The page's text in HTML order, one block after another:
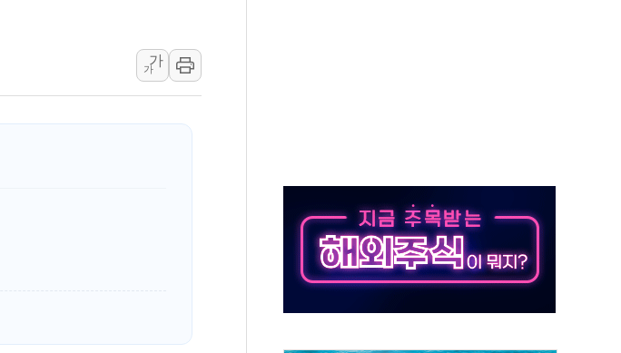
한미그룹, 전사 AI 혁신 프로그램 가동…업무 자동화·생산성 향상
S-OIL, 2025 ESG 보고서 발간
[글로벌 마켓 리포트 8월 6일]
구윤철 "반도체 호조에 수출 역대 최대 실적…3% 성장 궤도 가능성 높아져"
다카이치 "비핵 3원칙 견지"...히로시마서 "핵없는 세계 노력"
[개장시황] 차익실현 매물에 코스피, 1%대 하락 출발…삼전닉스 약세
한울반도체, AI 초음파로 MLCC 내부결함 검사
가
가